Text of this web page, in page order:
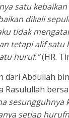
satu
dikali
tidak
tetapi alif satu
huruf.”(HR.
dari Abdullah bin
Rasulullah
sesungguhnya
setiap